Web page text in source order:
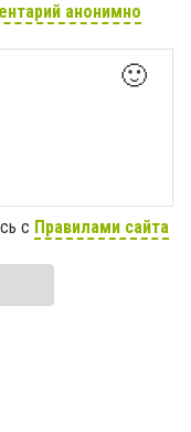
анонимно
🙂
с Правилами сайта